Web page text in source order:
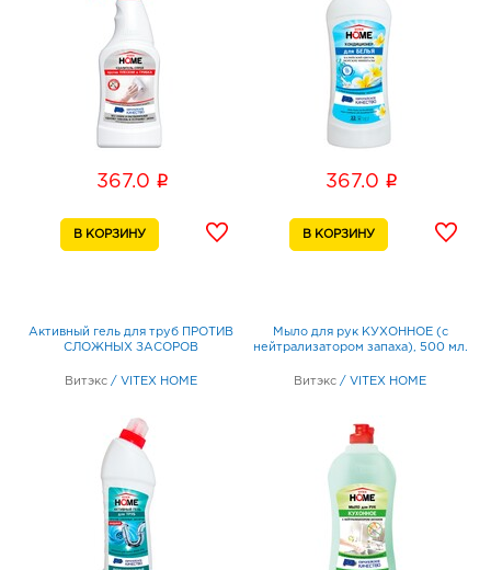
367.0 i 367.0 i
Активный гель для труб ПРОТИВ
СЛОЖНЫХ ЗАСОРОВ
Витэкс / VITEX HOME
Мыло для рук КУХОННОЕ (с
нейтрализатором запаха), 500 мл.
Витэкс / VITEX HOME